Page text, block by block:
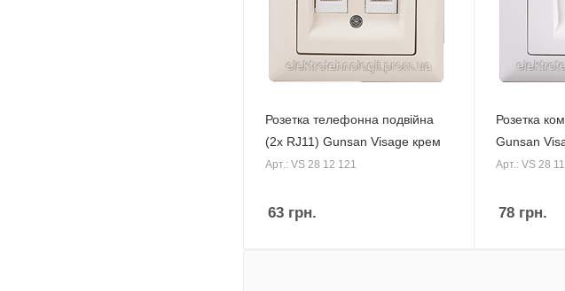
Розетка телефонна подвійна
(2x RJ11) Gunsan Visage крем
Арт.: VS 28 12 121
63 грн.
Розетка
Gunsan
Арт.: VS 28
78грн.